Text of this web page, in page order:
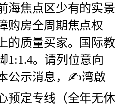
海焦点区少有的实景
购房全周期焦点权
的质量买家。国际教
1:1.4。请列位意向
公示消息，✍湾啟
预定专线（全年无休